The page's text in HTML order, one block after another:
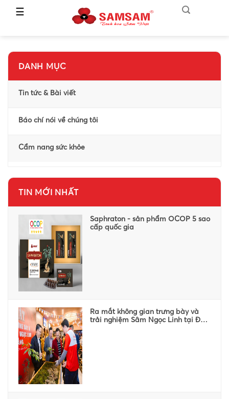
THIỆU
PHẨM
THỐNG
CẨM
NGỌC
TIN
LIÊN
☰
DANH MỤC
Tin tức & Bài viết
Báo chí nói về chúng tôi
Cẩm nang sức khỏe
TIN MỚI NHẤT
Saphraton - sản phẩm OCOP 5 sao
cấp quốc gia
Ra mắt không gian trưng bày và
trải nghiệm Sâm Ngọc Linh tại Đà